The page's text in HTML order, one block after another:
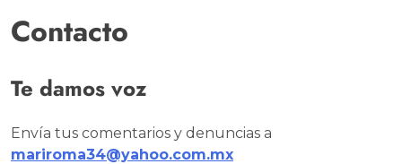
Contacto
Te damos voz
Envía tus comentarios y denuncias a
mariroma34@yahoo.com.mx